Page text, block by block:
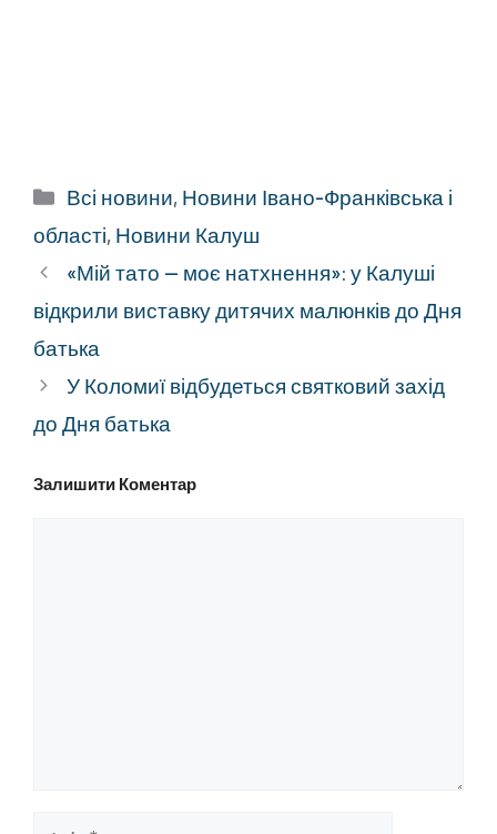
Категорії
Всі новини, Новини Івано-Франківська і
області, Новини Калуш
«Мій тато — моє натхнення»: у Калуші
відкрили виставку дитячих малюнків до Дня
батька
У Коломиї відбудеться святковий захід
до Дня батька
Залишити Коментар
Ім’я